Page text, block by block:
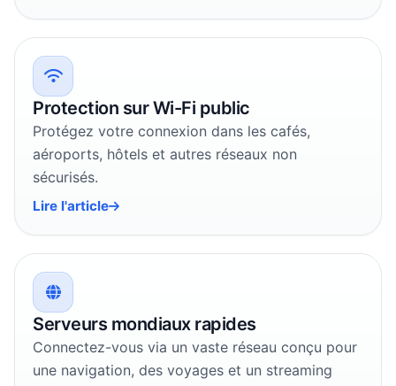
Protection sur Wi-Fi public
Protégez votre connexion dans les cafés,
aéroports, hôtels et autres réseaux non
sécurisés.
Lire l'article
Serveurs mondiaux rapides
Connectez-vous via un vaste réseau conçu pour
une navigation, des voyages et un streaming